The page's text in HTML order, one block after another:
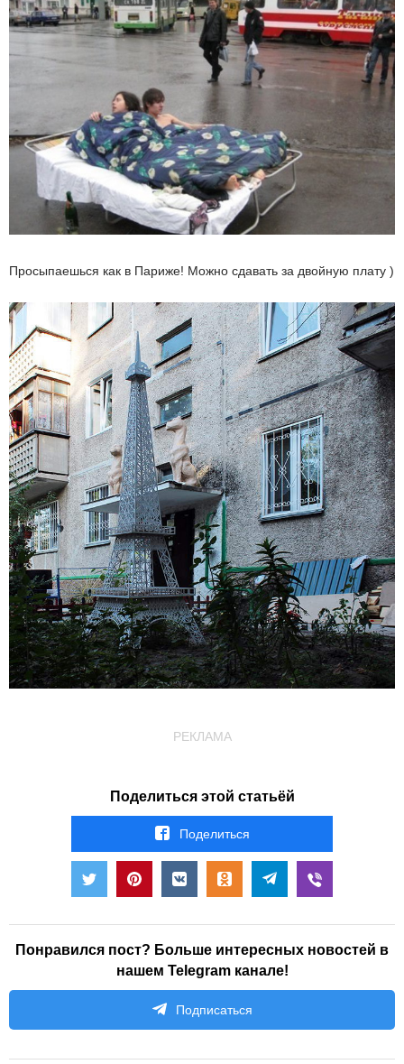
Просыпаешься как в Париже! Можно сдавать за двойную плату )
РЕКЛАМА
Поделиться этой статьёй
Поделиться
Понравился пост? Больше интересных новостей в
нашем Telegram канале!
Подписаться